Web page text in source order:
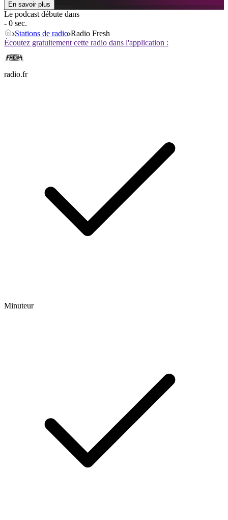
En savoir plus
Le podcast débute dans
- 0 sec.
Stations de radio Radio Fresh
Écoutez gratuitement cette radio dans l'application :
radio.fr
Minuteur